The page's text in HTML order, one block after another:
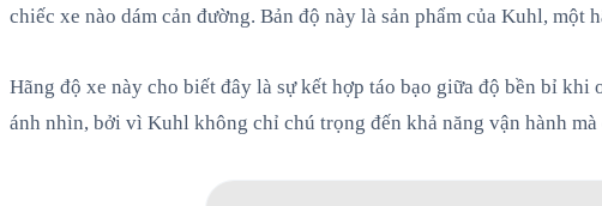
chiếc xe nào dám cản đường. Bản độ này là sản phẩm của Kuhl,
Hãng độ xe này cho biết đây là sự kết hợp táo bạo giữa độ bền bỉ
ánh nhìn, bởi vì Kuhl không chỉ chú trọng đến khả năng vận hành